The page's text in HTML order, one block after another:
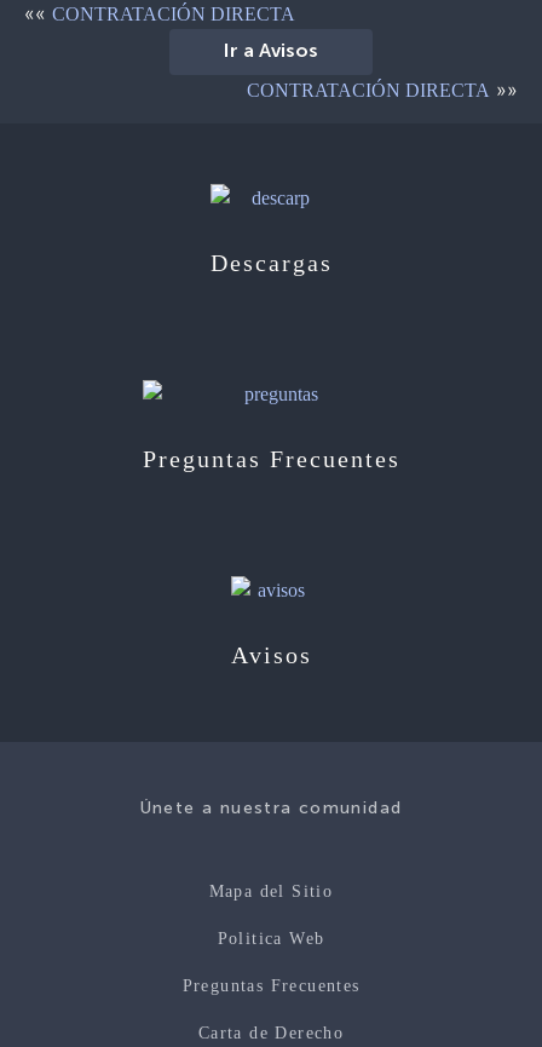
«« CONTRATACIÓN DIRECTA
Ir a Avisos
CONTRATACIÓN DIRECTA »»
Descargas
Preguntas Frecuentes
Avisos
Únete a nuestra comunidad
Mapa del Sitio
Politica Web
Preguntas Frecuentes
Carta de Derecho